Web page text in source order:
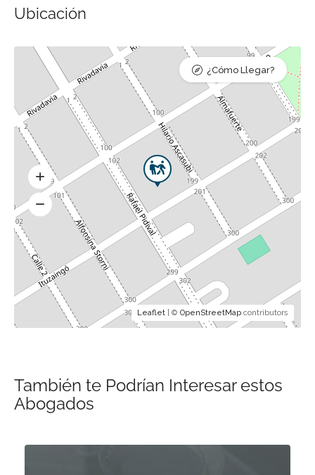
Ubicación
Leaflet | © OpenStreetMap contributors
¿Cómo Llegar?
También te Podrían Interesar estos
Abogados